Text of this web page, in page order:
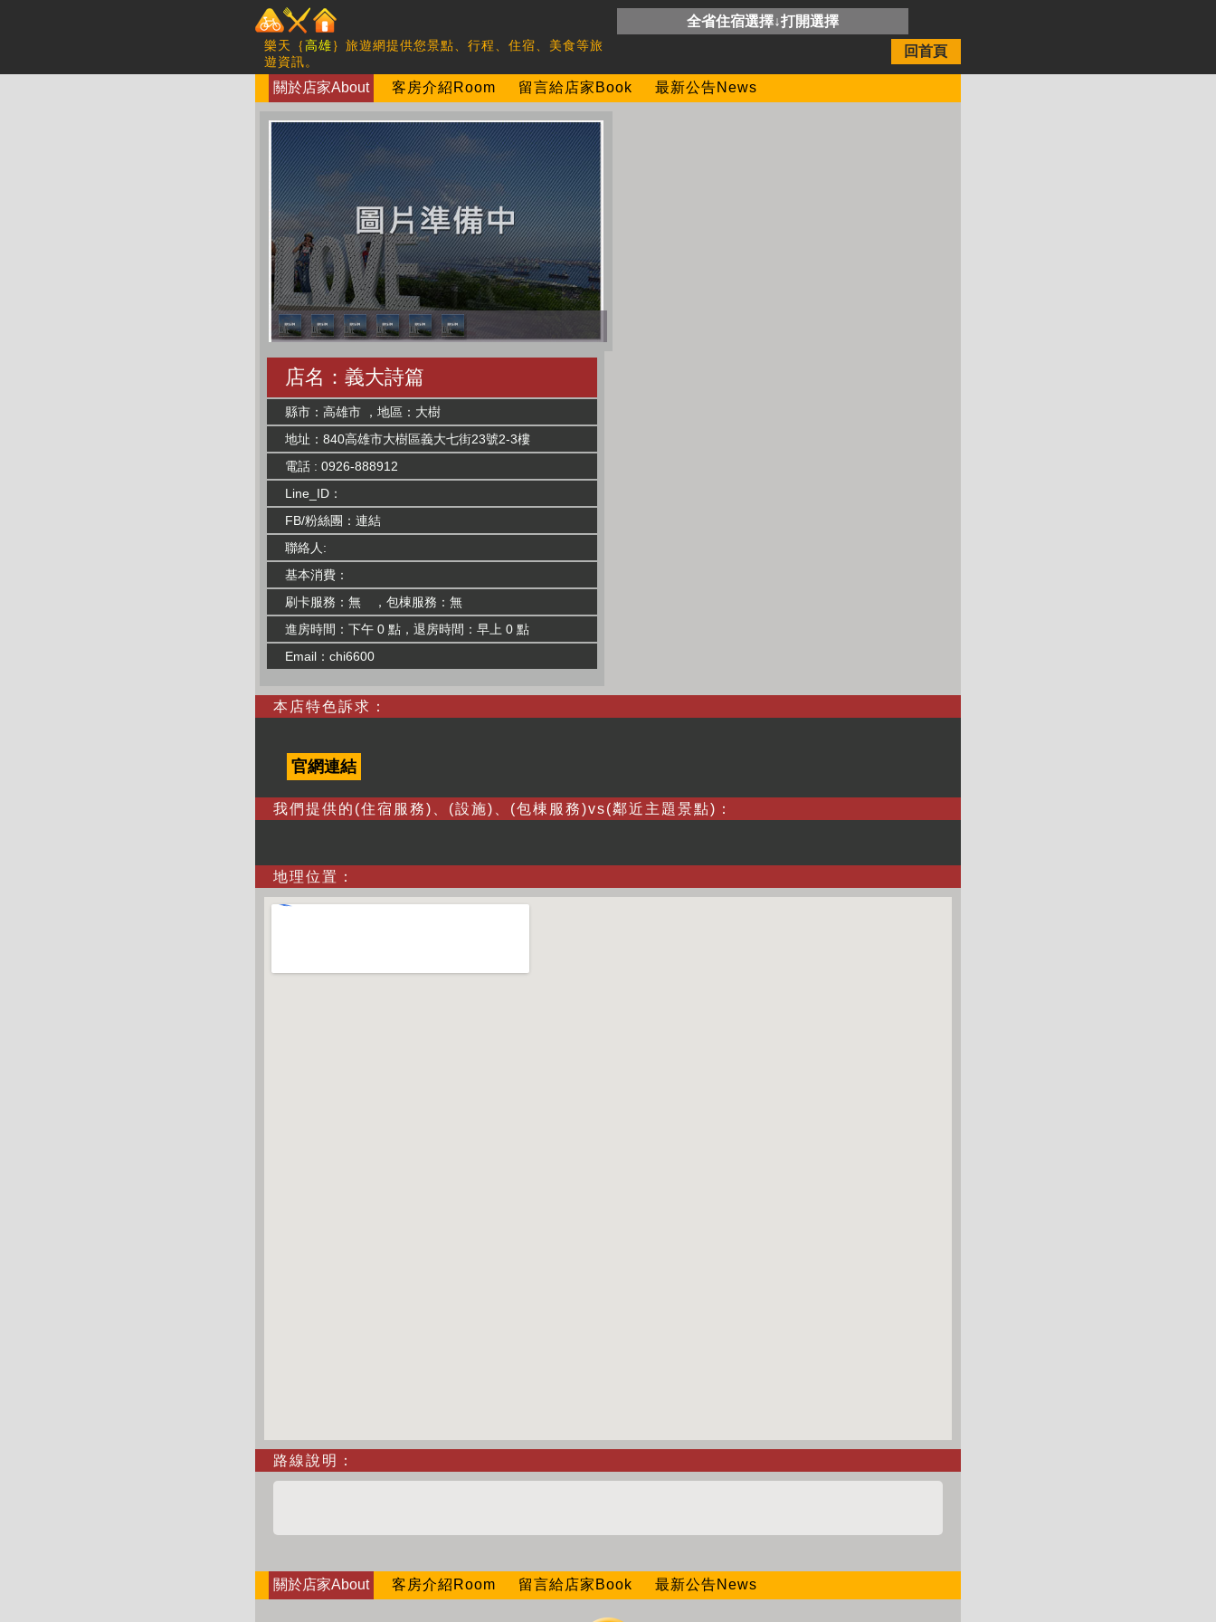
樂天｛高雄｝旅遊網提供您景點、行程、住宿、美食等旅
遊資訊。
全省住宿選擇↓打開選擇
回首頁
關於店家About 客房介紹Room 留言給店家Book 最新公告News
店名：義大詩篇
縣市：高雄市 ，地區：大樹
地址：840高雄市大樹區義大七街23號2-3樓
電話 : 0926-888912
Line_ID：
FB/粉絲團：連結
聯絡人:
基本消費：
刷卡服務：無 ，包棟服務：無
進房時間：下午 0 點，退房時間：早上 0 點
Email：chi6600
本店特色訴求：
官網連結
我們提供的(住宿服務)、(設施)、(包棟服務)vs(鄰近主題景點)：
地理位置：
路線說明：
關於店家About 客房介紹Room 留言給店家Book 最新公告News